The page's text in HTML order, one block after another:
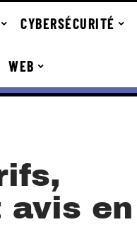
CYBERSÉCURITÉ
WEB
en